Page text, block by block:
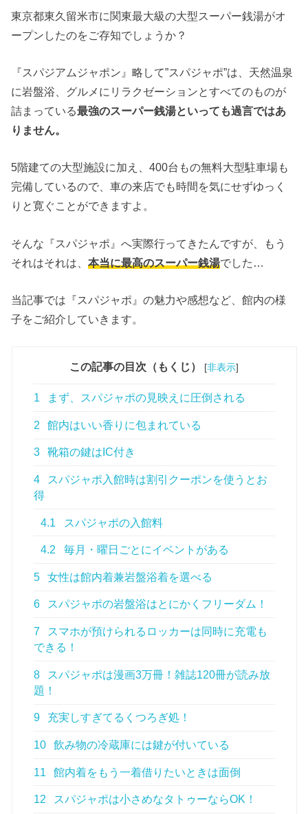
東京都東久留米市に関東最大級の大型スーパー銭湯がオ
ープンしたのをご存知でしょうか？
『スパジアムジャポン』略して”スパジャポ”は、天然温泉
に岩盤浴、グルメにリラクゼーションとすべてのものが
詰まっている最強のスーパー銭湯といっても過言ではあ
りません。
5階建ての大型施設に加え、400台もの無料大型駐車場も
完備しているので、車の来店でも時間を気にせずゆっく
りと寛ぐことができますよ。
そんな『スパジャポ』へ実際行ってきたんですが、もう
それはそれは、本当に最高のスーパー銭湯でした…
当記事では『スパジャポ』の魅力や感想など、館内の様
子をご紹介していきます。
この記事の目次（もくじ） [非表示]
1 まず、スパジャポの見映えに圧倒される
2 館内はいい香りに包まれている
3 靴箱の鍵はIC付き
4
スパジャポ入館時は割引クーポンを使うとお
得
4.1 スパジャポの入館料
4.2 毎月・曜日ごとにイベントがある
5 女性は館内着兼岩盤浴着を選べる
6 スパジャポの岩盤浴はとにかくフリーダム！
7
スマホが預けられるロッカーは同時に充電も
できる！
8
スパジャポは漫画3万冊！雑誌120冊が読み放
題！
9 充実しすぎてるくつろぎ処！
10 飲み物の冷蔵庫には鍵が付いている
11 館内着をもう一着借りたいときは面倒
12 スパジャポは小さめなタトゥーならOK！